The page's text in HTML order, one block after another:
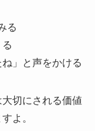
る
」と声をかける
切にされる価値
よ。